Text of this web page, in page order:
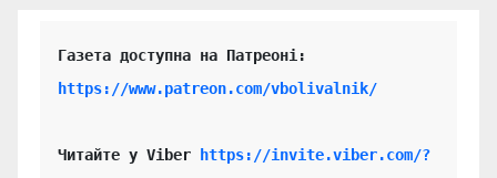
https://www.patreon.com/vbolivalnik/
Читайте у Viber
https://invite.viber.com/?